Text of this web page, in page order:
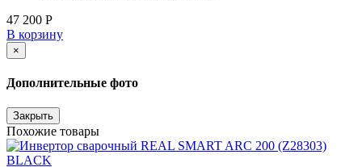
47 200 Р
В корзину
×
Дополнительные фото
Закрыть
Похожие товары